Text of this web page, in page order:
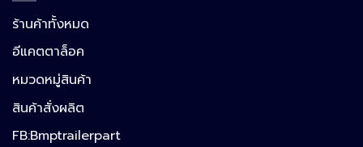
ร้านค้าทั้งหมด
อีแคตตาล็อค
หมวดหมู่สินค้า
สินค้าสั่งผลิต
FB:Bmptrailerpart